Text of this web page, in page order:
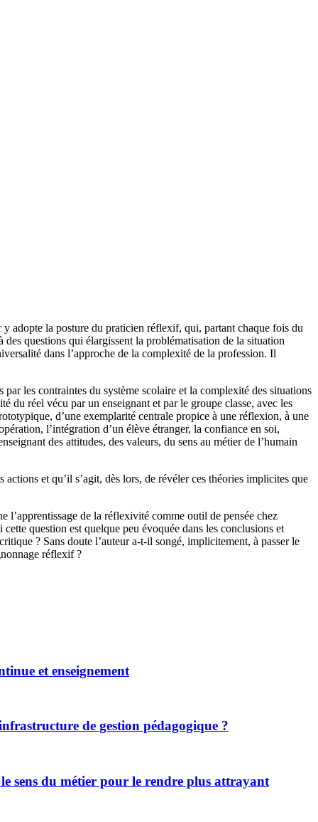
adopte la posture du praticien réflexif, qui, partant chaque fois du
questions qui élargissent la problématisation de la situation
dans l’approche de la complexité de la profession. Il
les contraintes du système scolaire et la complexité des situations
du réel vécu par un enseignant et par le groupe classe, avec les
d’une exemplarité centrale propice à une réflexion, à une
l’intégration d’un élève étranger, la confiance en soi,
des attitudes, des valeurs, du sens au métier de l’humain
actions et qu’il s’agit, dès lors, de révéler ces théories implicites que
l’apprentissage de la réflexivité comme outil de pensée chez
question est quelque peu évoquée dans les conclusions et
? Sans doute l’auteur a-t-il songé, implicitement, à passer le
réflexif ?
et enseignement
de gestion pédagogique ?
sens du métier pour le rendre plus attrayant